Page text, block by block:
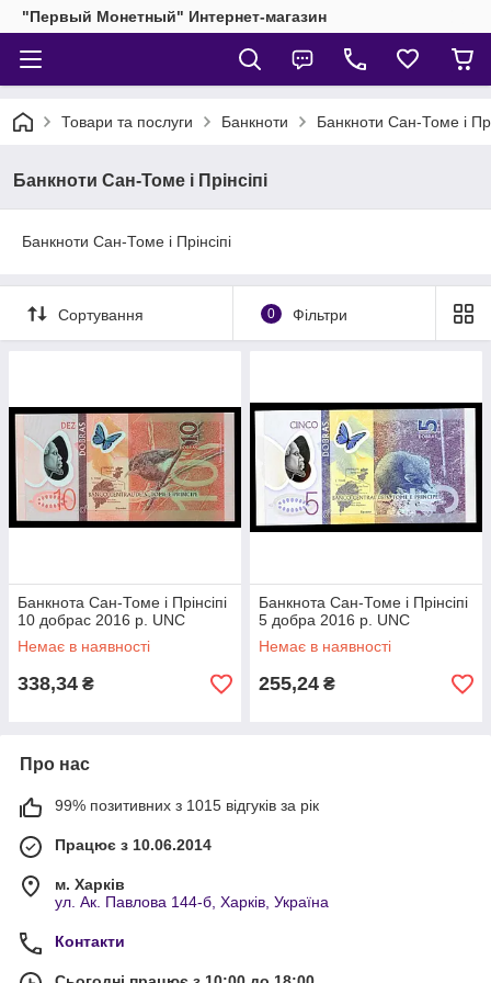
"Первый Монетный" Интернет-магазин
Товари та послуги Банкноти Банкноти Сан-Томе і
Банкноти Сан-Томе і Прінсіпі
Банкноти Сан-Томе і Прінсіпі
Сортування 0 Фільтри
Банкнота Сан-Томе і Прінсіпі
10 добрас 2016 р. UNC
Немає в наявності
338,34 ₴
Банкнота Сан-Томе і Прінсіпі
5 добра 2016 р. UNC
Немає в наявності
255,24 ₴
Про нас
99% позитивних з 1015 відгуків за рік
Працює з 10.06.2014
м. Харків
ул. Ак. Павлова 144-б, Харків, Україна
Контакти